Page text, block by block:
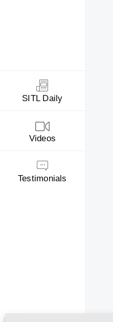
SITL Daily
Videos
Testimonials
Technology